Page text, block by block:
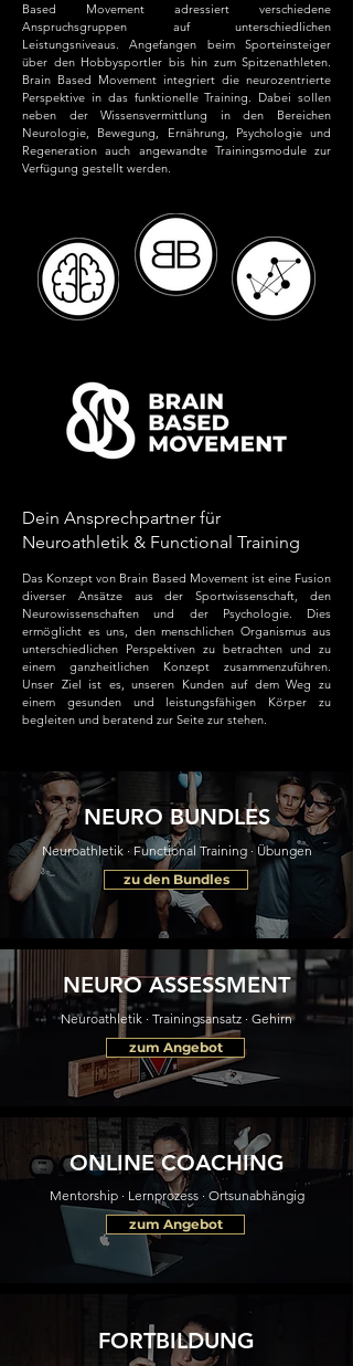
Based Movement adressiert verschiedene
Anspruchsgruppen auf unterschiedlichen
Leistungsniveaus. Angefangen beim Sporteinsteiger
über den Hobbysportler bis hin zum Spitzenathleten.
Brain Based Movement integriert die neurozentrierte
Perspektive in das funktionelle Training. Dabei sollen
neben der Wissensvermittlung in den Bereichen
Neurologie, Bewegung, Ernährung, Psychologie und
Regeneration auch angewandte Trainingsmodule zur
Verfügung gestellt werden.
Dein Ansprechpartner für
Neuroathletik & Functional Training
Das Konzept von Brain Based Movement ist eine Fusion
diverser Ansätze aus der Sportwissenschaft, den
Neurowissenschaften und der Psychologie. Dies
ermöglicht es uns, den menschlichen Organismus aus
unterschiedlichen Perspektiven zu betrachten und zu
einem ganzheitlichen Konzept zusammenzuführen.
Unser Ziel ist es, unseren Kunden auf dem Weg zu
einem gesunden und leistungsfähigen Körper zu
begleiten und beratend zur Seite zur stehen.
NEURO BUNDLES
Neuroathletik · Functional Training · Übungen
zu den Bundles
NEURO ASSESSMENT
Neuroathletik · Trainingsansatz · Gehirn
zum Angebot
ONLINE COACHING
Mentorship · Lernprozess · Ortsunabhängig
zum Angebot
FORTBILDUNG